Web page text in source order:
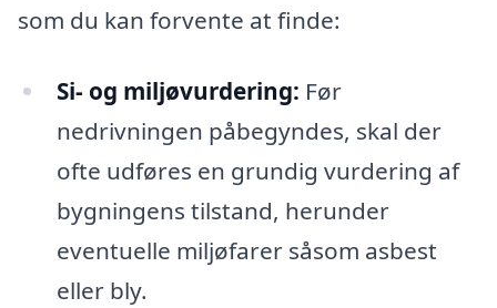
som du kan forvente at finde:
Si- og miljøvurdering: Før
nedrivningen påbegyndes, skal der
ofte udføres en grundig vurdering af
bygningens tilstand, herunder
eventuelle miljøfarer såsom asbest
eller bly.